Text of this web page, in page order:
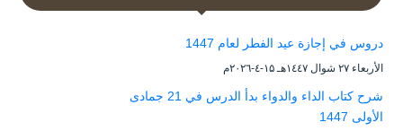
دروس في إجازة عيد الفطر لعام 1447
الأربعاء ۲۷ شوال ۱٤٤۷هـ ۱۵-٤-۲۰۲٦م
شرح كتاب الداء والدواء بدأ الدرس في 21 جمادى
الأولى 1447